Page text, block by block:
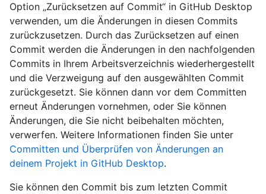
Option „Zurücksetzen auf Commit“ in GitHub Desktop
verwenden, um die Änderungen in diesen Commits
zurückzusetzen. Durch das Zurücksetzen auf einen
Commit werden die Änderungen in den nachfolgenden
Commits in Ihrem Arbeitsverzeichnis wiederhergestellt
und die Verzweigung auf den ausgewählten Commit
zurückgesetzt. Sie können dann vor dem Committen
erneut Änderungen vornehmen, oder Sie können
Änderungen, die Sie nicht beibehalten möchten,
verwerfen. Weitere Informationen finden Sie unter
Committen und Überprüfen von Änderungen an
deinem Projekt in GitHub Desktop.
Sie können den Commit bis zum letzten Commit